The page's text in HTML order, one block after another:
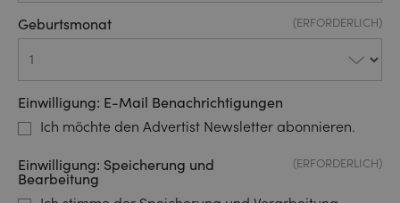
MM
Geburtsmonat (ERFORDERLICH)
Einwilligung: E-Mail Benachrichtigungen
Ich möchte den Advertist Newsletter abonnieren.
Einwilligung: Speicherung und
Bearbeitung
(ERFORDERLICH)